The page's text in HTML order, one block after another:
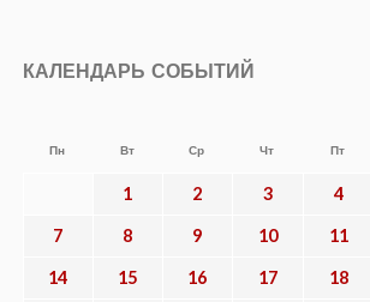
КАЛЕНДАРЬ СОБЫТИЙ
Пн Вт Ср Чт Пт
1 2 3 4
7 8 9 10 11
14 15 16 17 18